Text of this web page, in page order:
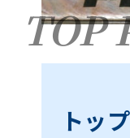
TOP
トッ